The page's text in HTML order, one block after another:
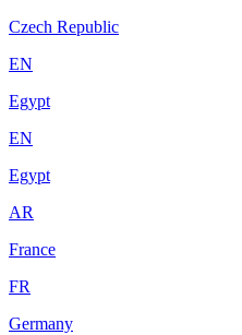
Czech Republic
EN
Egypt
EN
Egypt
AR
France
FR
Germany